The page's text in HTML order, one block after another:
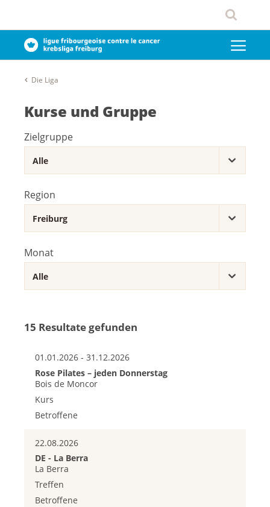
Die Liga
Kurse und Gruppe
Zielgruppe
Region
Monat
15 Resultate gefunden
01.01.2026 - 31.12.2026
Rose Pilates – jeden Donnerstag
Bois de Moncor
Kurs
Betroffene
22.08.2026
DE - La Berra
La Berra
Treffen
Betroffene